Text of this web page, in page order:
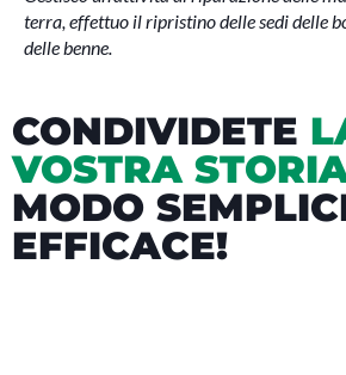
terra, effettuo il ripristino delle sedi delle
delle benne.
CONDIVIDETE
VOSTRA
MODO
EFFICACE!